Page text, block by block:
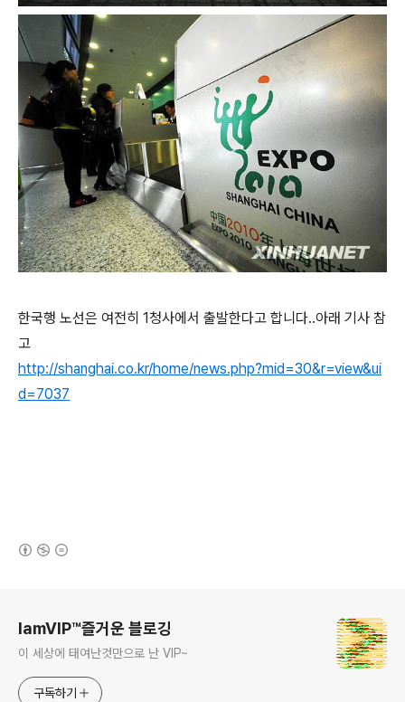
한국행 노선은 여전히 1청사에서 출발한다고 합니다..아래 기사 참
고
http://shanghai.co.kr/home/news.php?mid=30&r=view&ui
d=7037
IamVIP™즐거운 블로깅
이 세상에 태여난것만으로 난 VIP~
구독하기